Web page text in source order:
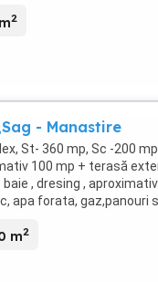
2
- Manastire
St- 360 mp, Sc -200
100 mp + terasă
, dresing ,
apa forata, gaz,panouri
m2